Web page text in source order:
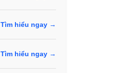
Tìm hiểu ngay →
Tìm hiểu ngay →